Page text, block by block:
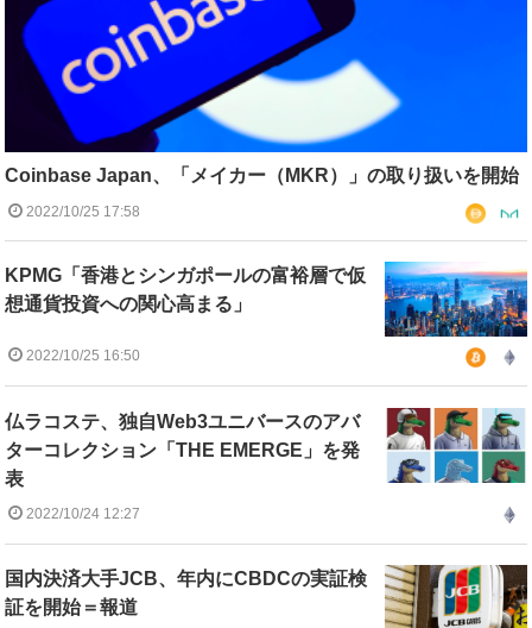
Coinbase Japan、「メイカー（MKR）」の取り扱いを開始
2022/10/25 17:58
KPMG「香港とシンガポールの富裕層で仮
想通貨投資への関心高まる」
2022/10/25 16:50
仏ラコステ、独自Web3ユニバースのアバ
ターコレクション「THE EMERGE」を発
表
2022/10/24 12:27
国内決済大手JCB、年内にCBDCの実証検
証を開始＝報道